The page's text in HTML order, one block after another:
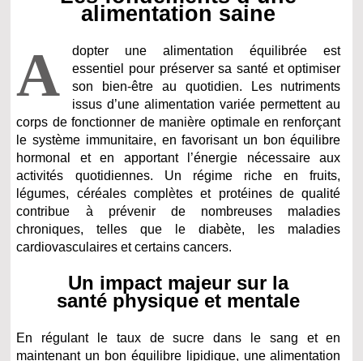
alimentation saine
A
dopter une alimentation équilibrée est
essentiel pour préserver sa santé et optimiser
son bien-être au quotidien. Les nutriments
issus d’une alimentation variée permettent au
corps de fonctionner de manière optimale en renforçant
le système immunitaire, en favorisant un bon équilibre
hormonal et en apportant l’énergie nécessaire aux
activités quotidiennes. Un régime riche en fruits,
légumes, céréales complètes et protéines de qualité
contribue à prévenir de nombreuses maladies
chroniques, telles que le diabète, les maladies
cardiovasculaires et certains cancers.
Un impact majeur sur la
santé physique et mentale
En régulant le taux de sucre dans le sang et en
maintenant un bon équilibre lipidique, une alimentation